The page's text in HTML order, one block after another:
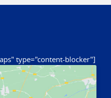
type="content-blocker"]